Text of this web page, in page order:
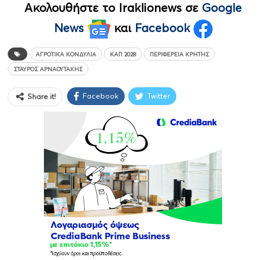
Ακολουθήστε το Iraklionews σε Google
News
και Facebook
ΑΓΡΟΤΙΚΆ ΚΟΝΔΎΛΙΑ ΚΑΠ 2028 ΠΕΡΙΦΈΡΕΙΑ ΚΡΉΤΗΣ
ΣΤΑΎΡΟΣ ΑΡΝΑΟΥΤΆΚΗΣ
Share it! Facebook Twitter